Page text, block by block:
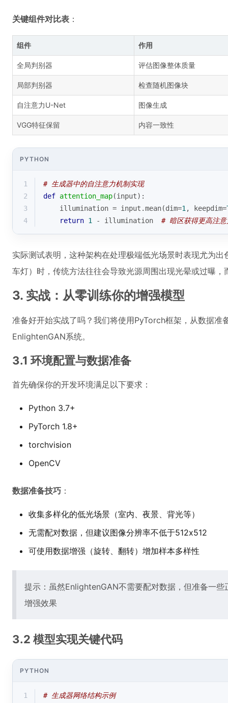
关键组件对比表 ：
组件 作用
全局判别器 评估图像整体质量
局部判别器 检查随机图像块
自注意力U-Net 图像生成
VGG特征保留 内容一致性
PYTHON
1
# 生成器中的自注意力机制实现
2
def attention_map(input):
3
    illumination =
input .mean(dim=1 , keepdim=
4
return 1 - illumination # 暗区获得更高注意
实际测试表明，这种架构在处理极端低光场景时表现尤为
车灯）时，传统方法往往会导致光源周围出现光晕或过曝
3. 实战：从零训练你的增强模型
准备好开始实战了吗？我们将使用PyTorch框架，从数据准
EnlightenGAN系统。
3.1 环境配置与数据准备
首先确保你的开发环境满足以下要求：
Python 3.7+
PyTorch 1.8+
torchvision
OpenCV
数据准备技巧 ：
收集多样化的低光场景（室内、夜景、背光等）
无需配对数据，但建议图像分辨率不低于512x512
可使用数据增强（旋转、翻转）增加样本多样性
提示：虽然EnlightenGAN不需要配对数据，但准备一
增强效果
3.2 模型实现关键代码
PYTHON
1
# 生成器网络结构示例